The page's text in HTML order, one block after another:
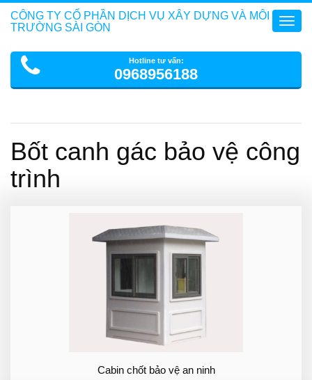
CÔNG TY CỔ PHẦN DỊCH VỤ XÂY DỰNG VÀ MÔI
TRƯỜNG SÀI GÒN
Hotline tư vấn:
0968956188
Bốt canh gác bảo vệ công
trình
Cabin chốt bảo vệ an ninh